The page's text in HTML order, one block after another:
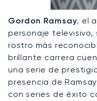
Gordon Ramsay, el
personaje televisivo,
rostro más
brillante carrera
una serie de
presencia de
con series de éxito